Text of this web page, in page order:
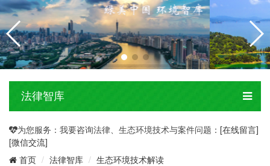
法律智库
为您服务：我要咨询法律、生态环境技术与案件问题： [在线留言]
[微信交流]
首页 法律智库 生态环境技术解读